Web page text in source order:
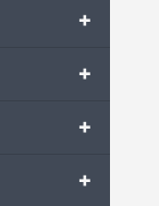
+
+
+
+